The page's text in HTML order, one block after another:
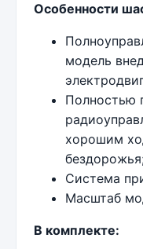
Особенности
модель
Полностью
хорошим
Система
Масштаб
В комплекте: